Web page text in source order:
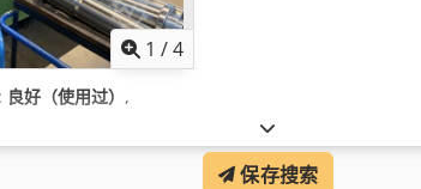
1 /4
良好（使用过） ,
保存搜索